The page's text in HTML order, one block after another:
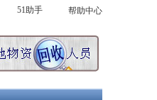
51助手 帮助中心